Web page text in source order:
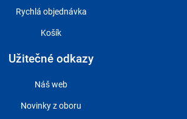
Rychlá objednávka
Košík
Užitečné odkazy
Náš web
Novinky z oboru